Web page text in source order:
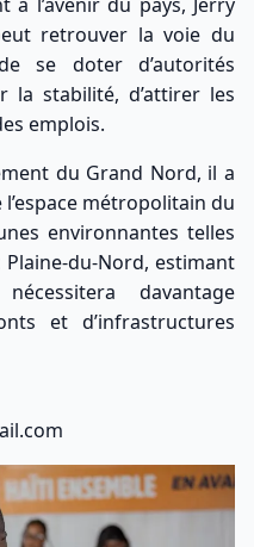
retrouver la voie du
se doter d’autorités
la stabilité, d’attirer les
emplois.
du Grand Nord, il a
métropolitain du
environnantes telles
du-Nord, estimant
davantage
et d’infrastructures